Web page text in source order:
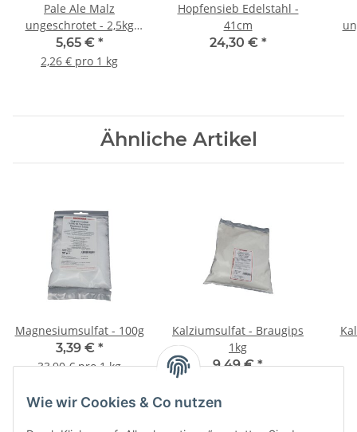
Wie wir Cookies & Co nutzen
Pale Ale Malz
ungeschrotet - 2,5kg
Beutel
5,65 € *
2,26 € pro 1 kg
Hopfensieb Edelstahl -
41cm
24,30 € *
Ähnliche Artikel
Magnesiumsulfat - 100g
3,39 € *
33,90 € pro 1 kg
Kalziumsulfat - Braugips
1kg
9,49 €*